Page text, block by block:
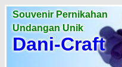
Souvenir Pernikahan
Undangan Unik
Dani-Craft